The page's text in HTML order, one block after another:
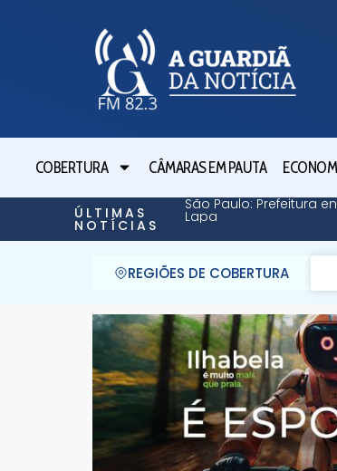
COBERTURA CÂMARAS EM PAUTA
ÚLTIMAS
NOTÍCIAS
São Paulo: Prefeitura
Lapa
REGIÕES DE COBERTURA